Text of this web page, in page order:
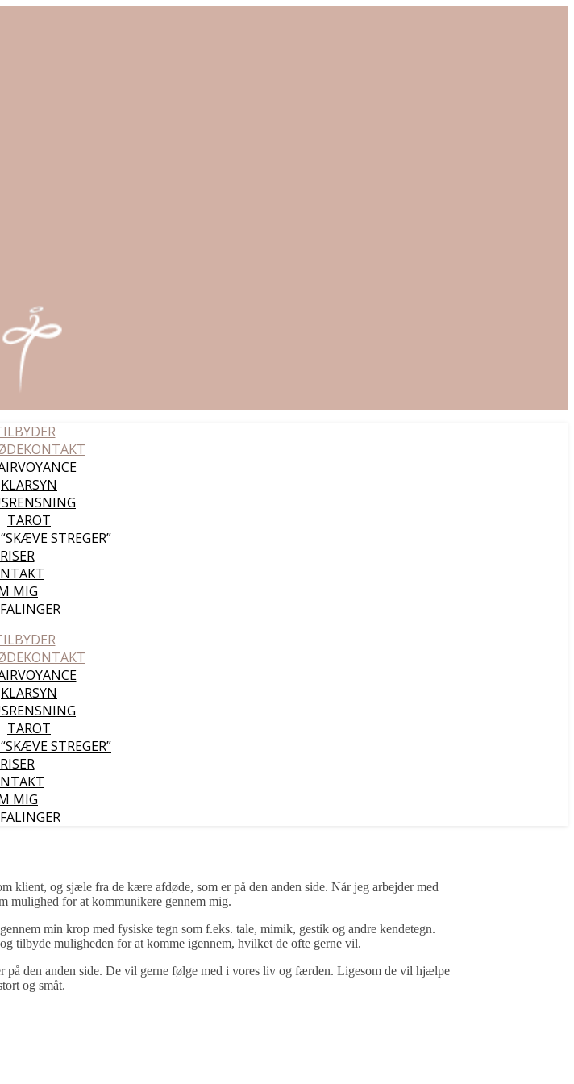
KLARSYN
TAROT
STREGER”
MIG
KLARSYN
TAROT
STREGER”
MIG
klient, og sjæle fra de kære afdøde, som er på den anden side. Når jeg arbejder med
mulighed for at kommunikere gennem mig.
min krop med fysiske tegn som f.eks. tale, mimik, gestik og andre kendetegn.
tilbyde muligheden for at komme igennem, hvilket de ofte gerne vil.
på den anden side. De vil gerne følge med i vores liv og færden. Ligesom de vil hjælpe
og småt.